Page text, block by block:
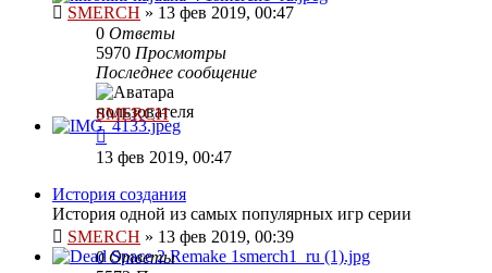
SMERCH » 13 фев 2019, 00:47
0 Ответы
5970 Просмотры
Последнее сообщение
SMERCH
13 фев 2019, 00:47
История создания
История одной из самых популярных игр серии
SMERCH » 13 фев 2019, 00:39
0Ответы